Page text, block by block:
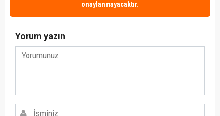
onaylanmayacaktır.
Yorum yazın